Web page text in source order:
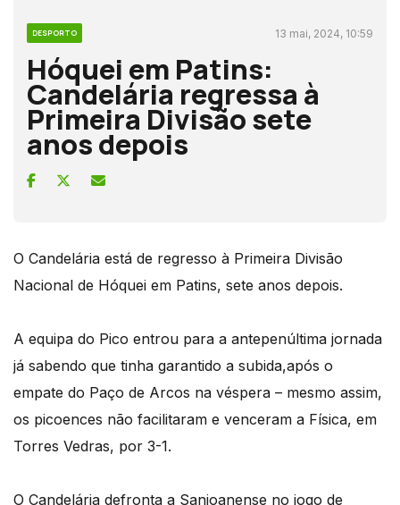
DESPORTO 13 mai, 2024, 10:59
Hóquei em Patins:
Candelária regressa à
Primeira Divisão sete
anos depois
O Candelária está de regresso à Primeira Divisão
Nacional de Hóquei em Patins, sete anos depois.
A equipa do Pico entrou para a antepenúltima jornada
já sabendo que tinha garantido a subida,após o
empate do Paço de Arcos na véspera – mesmo assim,
os picoences não facilitaram e venceram a Física, em
Torres Vedras, por 3-1.
O Candelária defronta a Sanjoanense no jogo de